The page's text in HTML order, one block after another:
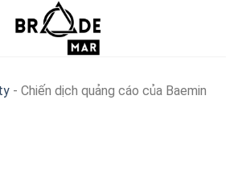
- Chiến dịch quảng cáo của Baemin